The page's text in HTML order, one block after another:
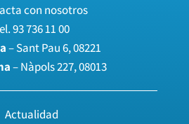
con nosotros
93 736 11 00
– Sant Pau 6, 08221
– Nàpols 227, 08013
Actualidad